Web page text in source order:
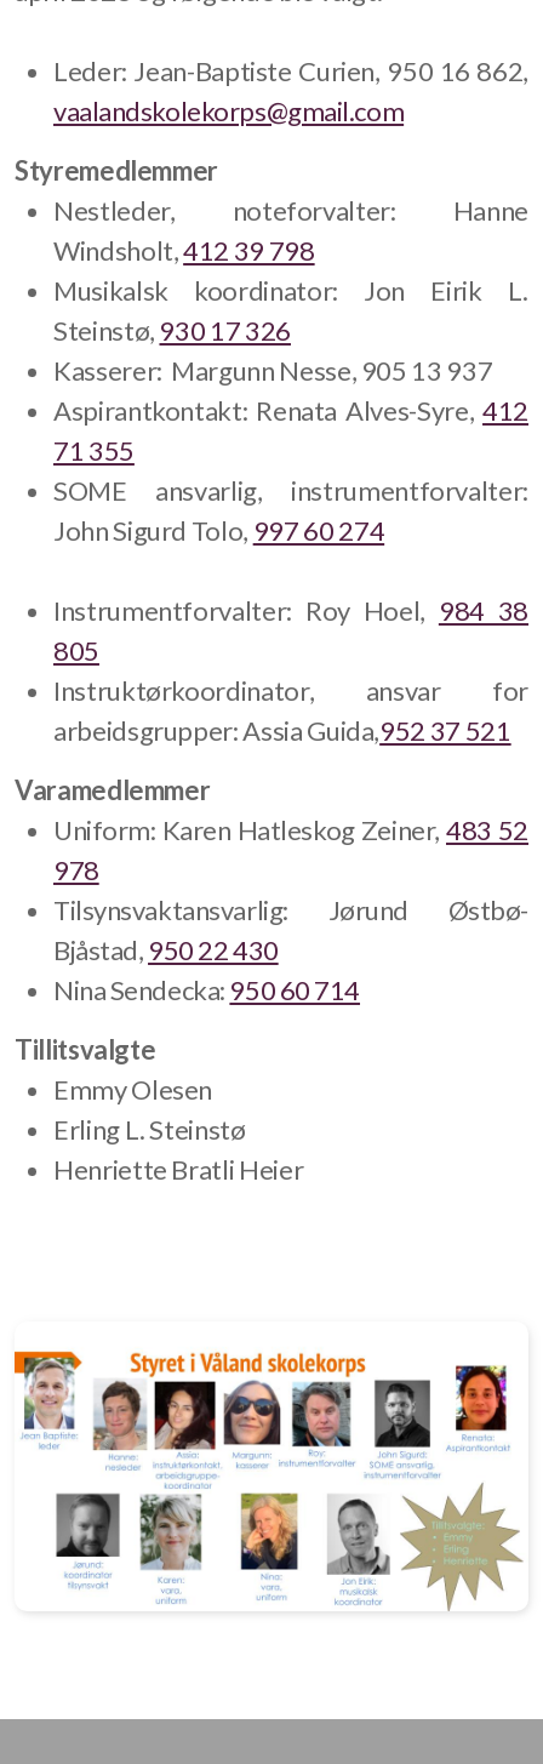
Leder: Jean-Baptiste Curien, 950 16 862,
vaalandskolekorps@gmail.com
Styremedlemmer
Nestleder, noteforvalter: Hanne
Windsholt,412 39 798
Musikalsk koordinator: Jon Eirik L.
Steinstø, 930 17 326
Kasserer: Margunn Nesse, 905 13 937
Aspirantkontakt: Renata Alves-Syre,412
71 355
SOME ansvarlig, instrumentforvalter:
John Sigurd Tolo, 997 60 274
Instrumentforvalter: Roy Hoel, 984 38
805
Instruktørkoordinator, ansvar for
arbeidsgrupper: Assia Guida,952 37 521
Varamedlemmer
Uniform: Karen Hatleskog Zeiner, 483 52
978
Tilsynsvaktansvarlig: Jørund Østbø-
Bjåstad, 950 22 430
Nina Sendecka: 950 60 714
Tillitsvalgte
Emmy Olesen
Erling L. Steinstø
Henriette Bratli Heier
Sommertur 2022
Årshjul
Rekruttering
Loppemarked
Stavanger Open
Tusen lykter
Sommertur
Styret